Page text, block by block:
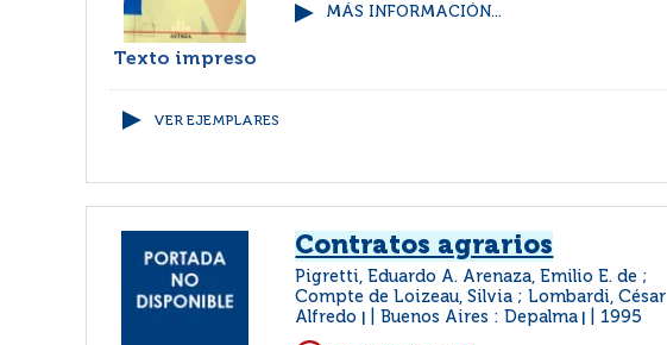
Texto impreso
MÁS INFORMACIÓN...
VER EJEMPLARES
Contratos agrarios
Pigretti, Eduardo A. Arenaza, Emilio E. de ;
Compte de Loizeau, Silvia ; Lombardi, César
Alfredo
Buenos Aires : Depalma 1995